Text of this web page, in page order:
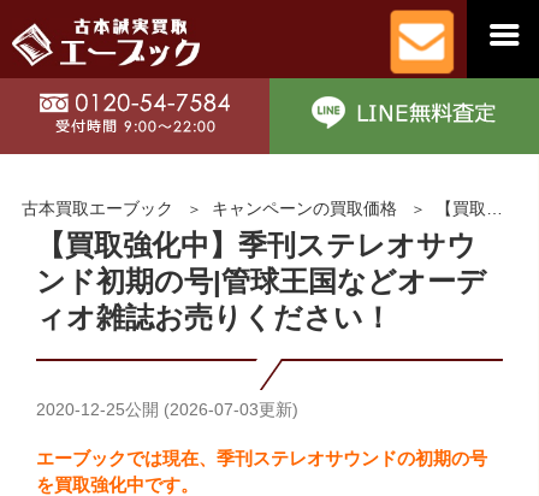
古本買取エーブック キャンペーンの買取価格 【買取強化中】季刊ステレオサウンド初期の号|管球王国などオーディオ雑誌お売りください！
【買取強化中】季刊ステレオサウ
ンド初期の号|管球王国などオーデ
ィオ雑誌お売りください！
2020-12-25公開 (2026-07-03更新)
エーブックでは現在、季刊ステレオサウンドの初期の号
を買取強化中です。